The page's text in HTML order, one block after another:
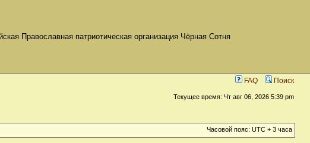
Православная патриотическая организация Чёрная Сотня
FAQ Поиск
Текущее время: Чт авг 06, 2026 5:39 pm
Часовой пояс: UTC + 3 часа